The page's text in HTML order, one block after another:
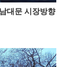
대문 시장방향